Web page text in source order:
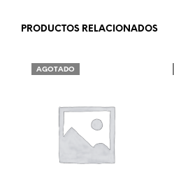
PRODUCTOS RELACIONADOS
AGOTADO